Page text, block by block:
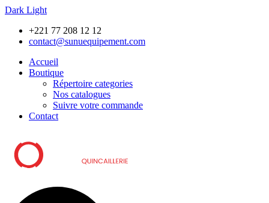
Dark Light
Skip
Skip
+221 77 208 12 12
contact@sunuequipement.com
Accueil
Boutique
Répertoire categories
Nos catalogues
Suivre votre commande
Contact